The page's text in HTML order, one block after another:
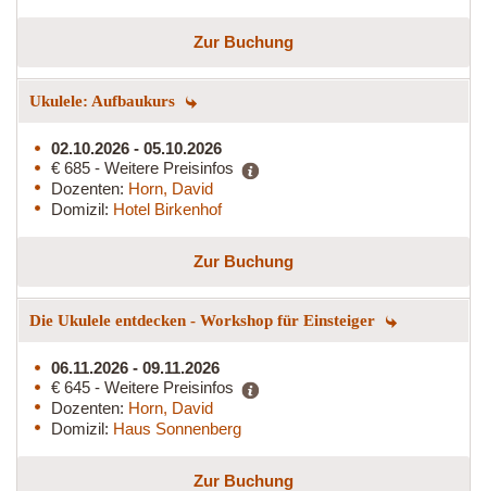
Zur Buchung
Ukulele: Aufbaukurs
02.10.2026 - 05.10.2026
€ 685 - Weitere Preisinfos
Dozenten: Horn, David
Domizil: Hotel Birkenhof
Zur Buchung
Die Ukulele entdecken - Workshop für Einsteiger
06.11.2026 - 09.11.2026
€ 645 - Weitere Preisinfos
Dozenten: Horn, David
Domizil: Haus Sonnenberg
Zur Buchung